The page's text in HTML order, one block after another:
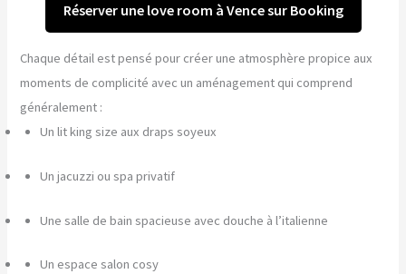
Réserver une love room à Vence sur Booking
Chaque détail est pensé pour créer une atmosphère propice aux
moments de complicité avec un aménagement qui comprend
généralement :
Un lit king size aux draps soyeux
Un jacuzzi ou spa privatif
Une salle de bain spacieuse avec douche à l’italienne
Un espace salon cosy